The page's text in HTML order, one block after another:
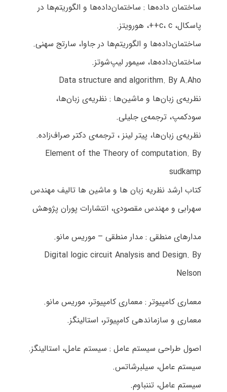
ساختمان‌ داده‌ها : ساختمان‌داده‌ها و الگوریتم‌ها در
پاسکال، c، c++، هورویتز.
ساختمان‌داده‌ها و الگوریتم‌ها در جاوا، سارتج سهنی.
ساختمان‌داده‌ها، سیمور لیپ‌شوتز.
Data structure and algorithm. By A.Aho
نظریه‌ی زبان‌ها و ماشین‌ها : نظریه‌ی زبان‌ها،
سودکمپ، ترجمه‌ی جلیلی.
نظریه‌ی زبان‌ها، پیتر لینز ، ترجمه‌ی دکتر صراف‌زاده.
Element of the Theory of computation. By
sudkamp
کتاب ارشد نظریه‌ زبان ها و ماشین ها تالیف مهندس
سهرابی و مهندس مقصودی، انتشارات پوران پژوهش
مدارهای منطقی : مدار منطقی – موریس مانو.
Digital logic circuit Analysis and Design. By
Nelson
معماری کامپیوتر : معماری کامپیوتر، موریس مانو.
معماری و سازماندهی کامپیوتر، استالینگز.
اصول طراحی سیستم عامل : سیستم عامل، استالینگز.
سیستم عامل، سیلبرشاتس.
سیستم عامل، تننباوم.